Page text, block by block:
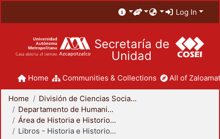
Log In
Secretaría de
Unidad
Home Communities & Collections All of
Home
División de Ciencias Sociales y Humanidades
Departamento de Humanidades
Área de Historia e Historiografía
Libros - Historia e Historiografía